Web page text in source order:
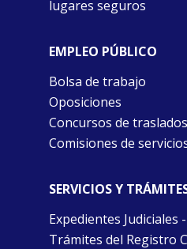
lugares seguros
EMPLEO PÚBLICO
Bolsa de trabajo
Oposiciones
Concursos de traslados
Comisiones de
SERVICIOS Y
Expedientes Judiciales
Trámites del Registro